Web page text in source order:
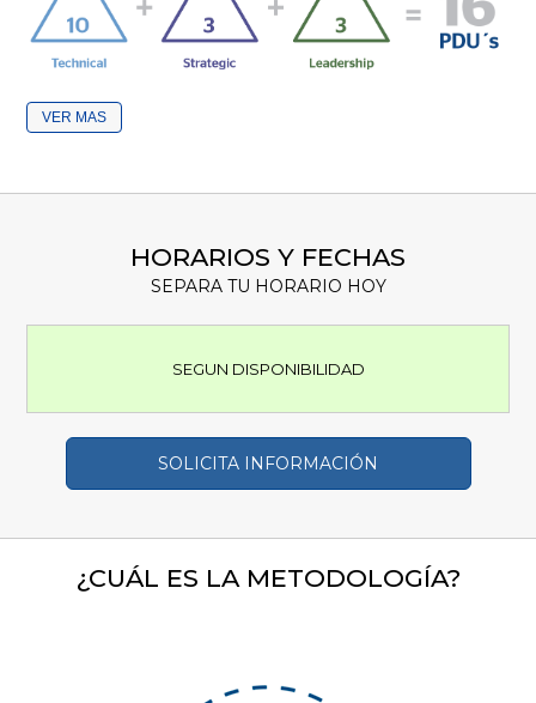
VER
HORARIOS Y FECHAS
SEPARA TU HORARIO HOY
SEGUN DISPONIBILIDAD
SOLICITA INFORMACIÓN
¿CUÁL ES LA METODOLOGÍA?